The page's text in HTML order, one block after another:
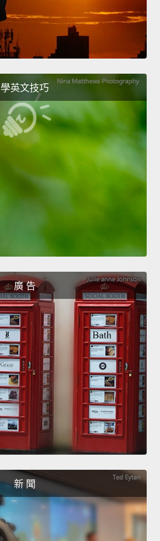
學英文技巧
廣 告
新 聞